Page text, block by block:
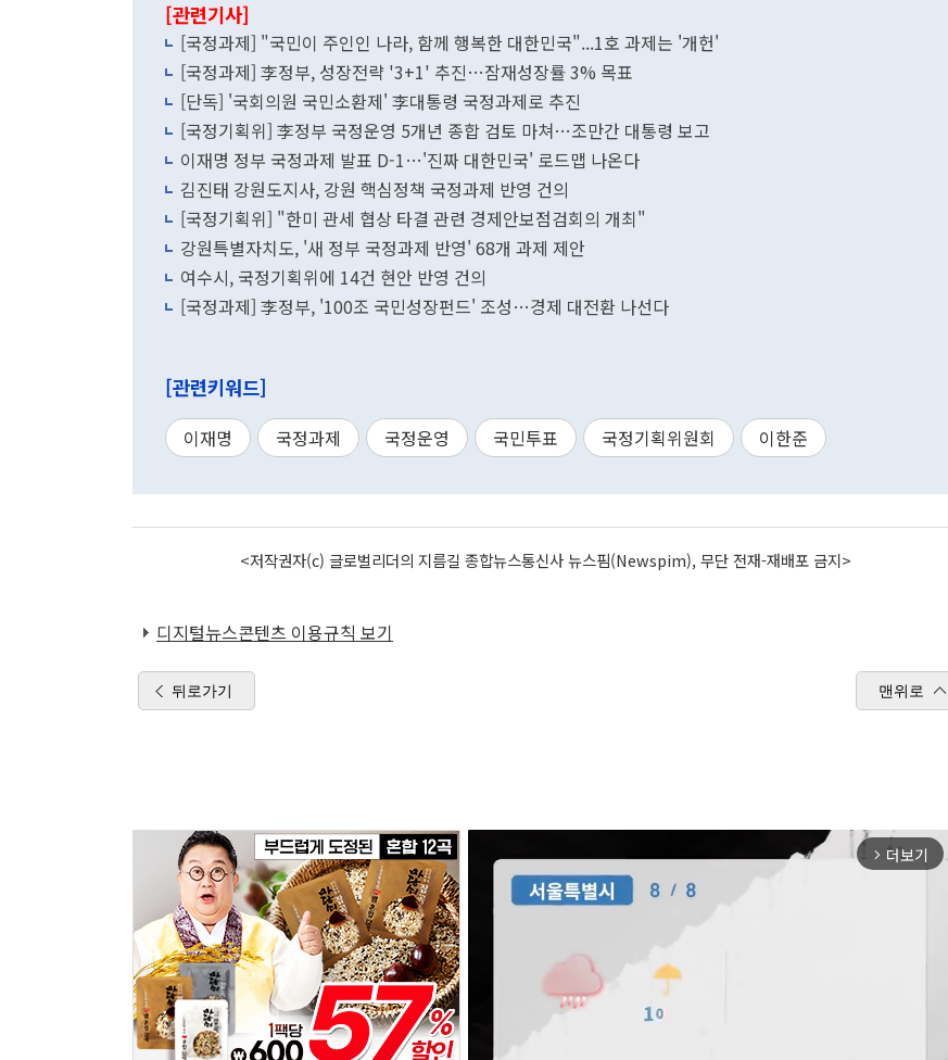
[관련기사]
[국정과제] "국민이 주인인 나라, 함께 행복한 대한민국"...1호 과제는 '개헌'
[국정과제] 李정부, 성장전략 '3+1' 추진…잠재성장률 3% 목표
[단독] '국회의원 국민소환제' 李대통령 국정과제로 추진
[국정기획위] 李정부 국정운영 5개년 종합 검토 마쳐…조만간 대통령 보고
이재명 정부 국정과제 발표 D-1…'진짜 대한민국' 로드맵 나온다
김진태 강원도지사, 강원 핵심정책 국정과제 반영 건의
[국정기획위] "한미 관세 협상 타결 관련 경제안보점검회의 개최"
강원특별자치도, '새 정부 국정과제 반영' 68개 과제 제안
여수시, 국정기획위에 14건 현안 반영 건의
[국정과제] 李정부, '100조 국민성장펀드' 조성…경제 대전환 나선다
[관련키워드]
이재명 국정과제 국정운영 국민투표 국정기획위원회 이한준
<저작권자(c) 글로벌리더의 지름길 종합뉴스통신사 뉴스핌(Newspim), 무단 전재-재배포 금지>
디지털뉴스콘텐츠 이용규칙 보기
뒤로가기 맨위로
arrow_forward_ios 더보기